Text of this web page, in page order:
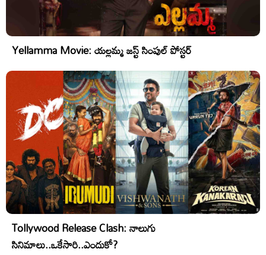
Yellamma Movie: యల్లమ్మ జస్ట్ సింపుల్ పోస్టర్
Tollywood Release Clash: నాలుగు
సినిమాలు..ఒకేసారి..ఎందుకో?